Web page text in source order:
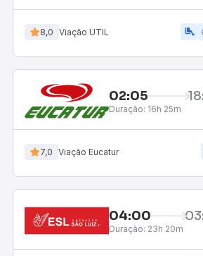
8,0 Viação UTIL airline_seat_legroom_extra
02:05
Duração: 16h 25m
7,0 Viação Eucatur
04:00
Duração: 23h 20m